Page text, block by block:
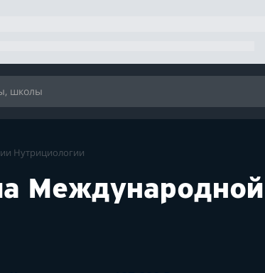
Нутрициологии